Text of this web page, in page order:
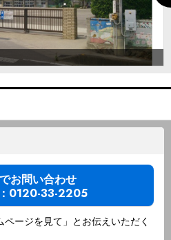
お問い合わせ
0120-33-2205
ージを見て」とお伝えいただく